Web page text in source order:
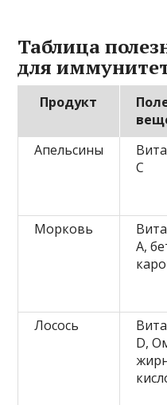
Таблица
для
Продукт
Апельсины
С
Морковь
А,
Лосось
D,